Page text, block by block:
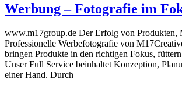
Werbung – Fotografie im
www.m17group.de Der Erfolg von Produkten,
Professionelle Werbefotografie von
bringen Produkte in den richtigen Fokus,
Unser Full Service beinhaltet Konzeption,
einer Hand. Durch